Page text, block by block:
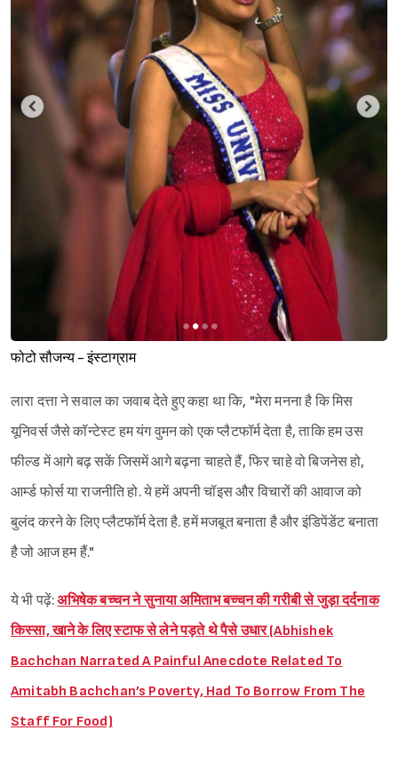
फोटो सौजन्य - इंस्टाग्राम
लारा दत्ता ने सवाल का जवाब देते हुए कहा था कि, "मेरा मनना है कि मिस
यूनिवर्स जैसे कॉन्टेस्ट हम यंग वुमन को एक प्लैटफॉर्म देता है, ताकि हम उस
फील्ड में आगे बढ़ सकें जिसमें आगे बढ़ना चाहते हैं, फिर चाहे वो बिजनेस हो,
आर्म्ड फोर्स या राजनीति हो. ये हमें अपनी चॉइस और विचारों की आवाज को
बुलंद करने के लिए प्लैटफॉर्म देता है. हमें मजबूत बनाता है और इंडिपेंडेंट बनाता
है जो आज हम हैं."
ये भी पढ़ें:अभिषेक बच्चन ने सुनाया अमिताभ बच्चन की गरीबी से जुड़ा दर्दनाक
किस्सा, खाने के लिए स्टाफ से लेने पड़ते थे पैसे उधार (Abhishek
Bachchan Narrated A Painful Anecdote Related To
Amitabh Bachchan’s Poverty, Had To Borrow From The
Staff For Food)